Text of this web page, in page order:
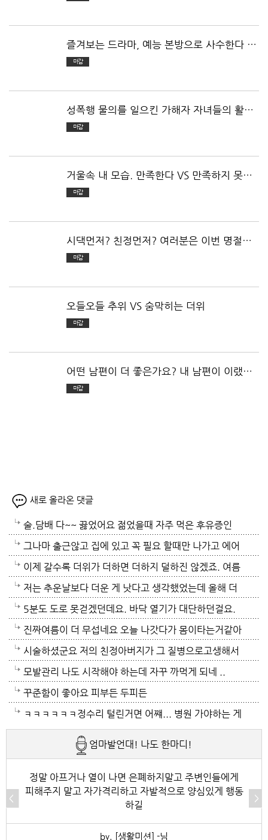
즐겨보는 드라마, 예능 본방으로 사수한다 vs
다시보기로 본다
마감
성폭행 물의를 일으킨 가해자 자녀들의 활동
찬성 VS 반대
마감
거울속 내 모습. 만족한다 VS 만족하지 못한
다마감
시댁먼저? 친정먼저? 여러분은 이번 명절에
어느곳부터 들리셨나요?
마감
오들오들 추위 VS 숨막히는 더위
마감
어떤 남편이 더 좋은가요? 내 남편이 이랬으
면 좋겠다!
마감
새로 올라온 댓글
술.담배 다~~ 끓었어요 젊었을때 자주 먹은 후유증인
가? 나이먹어서 생고생중 입니다 ㅠㅠㅠㅠ
그나마 출근않고 집에 있고 꼭 필요 할때만 나가고 에어
컨 켜고 있으니 그나마 잘 견디고 있네요 이렇게 에어컨
이 가열되면 지구 온도는 더 올라 갈 것이고 전력은 더
모자날것이고 악순환이죠 그러게요 이제는 변압기 과부
하로 정전이 될까봐 제일 무섭기도 합니다
이제 갈수록 더위가 더하면 더하지 덜하진 않겠죠. 여름
만 없음 좋겠어요. 여름이 무서워요.ㅎ 겨울엔 추움 옷
이래도 껴입고 집에 가만있음 되는데 ..여름은 집을나가
기가 겁나요. 장대비가 한바탕 퍼부움 좋겠네요.
저는 추운날보다 더운 게 낫다고 생각했었는데 올해 더
위는 난생처음 겪는 거라 적응이 안되네요. 제발 비가 쏟
아져서 기온이 내려가면 좋겠어요.
5분도 도로 못걷겠던데요. 바닥 열기가 대단하던걸요.
지하도로 들어가서 병원근처서 또다시 지상으로 올라와
병원갔네요. 두군데를 가느라고 어제그랬죠. 엔간하면
밖에 나가지마요. 쓰러져요.ㅎ쿠팡에서 배달시키고 집
에있는걸로 저도 해결하네요. 처서가 23일이네요. 비좀
왔음 좋겠어요.근대 당분간 비소식이 없더라구요. 내일
부터 중부지방은 더위가 좀 주춤한다 일기예보서 그러
긴하데요. 좀만 참으면 되겠지요. 에어컨 없는집 어찌사
나 몰라요. 서울 봉천동 아파트엔 전기나가고 물도안나
오고 난리도 아니더만요. 아파트는 그래서 저는 싫어요.
진짜여름이 더 무섭네요 오늘 나갓다가 몸이타는거같아
택시타고 왔어요 당분간 안나가야겠어요 처서가 되면
햇빛도 덜따갑고 더위도 한풀꺽이던데 이러다가 여름나
라로 변할수도 있겠어요 쿠팡에 바람나오는 팬달린 조
끼팔던데 그거는 오래는 사용이안되겠지요 태풍이라도
불어 이 열기를 식혀주먼 좋겠어요 살다가 태풍기다리
기는 처음이네요
시술하셨군요 저의 친정아버지가 그 질병으로고생해서
저도 좀 압니다 남자들이 나이먹음 잘 걸리는병이죠 여
자들이 방광염에 자주 걸리듯이 그병도 재발이 잦은편
이여서 조심하셔야 할거에요 남편분 술 좋아하시나요
보통 술많이 드시는분이 오는 질병인데 저의 아버지가
술고래였거든요
모발관리 나도 시작해야 하는데 자꾸 까먹게 되네 ..
꾸준함이 좋아요 피부든 두피든
ㅋㅋㅋㅋㅋㅋ정수리 털린거면 어쨰... 병원 가야하는 게
엄마발언대! 나도 한마디!
정말 아프거나 열이 나면 은폐하지말고 주변인들에게
피해주지 말고 자가격리하고 자발적으로 양심있게 행동
하길
by. [생활미션] -님